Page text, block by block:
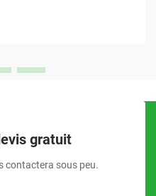
gratuit
contactera sous peu.